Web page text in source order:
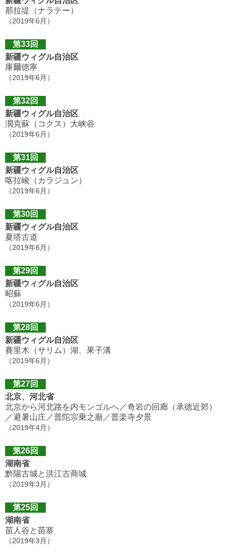
那拉堤（ナラテー）
（2019年6月）
第33回
新疆ウィグル自治区
庫爾徳寧
（2019年6月）
第32回
新疆ウィグル自治区
濶克蘇（コクス）大峡谷
（2019年6月）
第31回
新疆ウィグル自治区
喀拉峻（カラジュン）
（2019年6月）
第30回
新疆ウィグル自治区
夏塔古道
（2019年6月）
第29回
新疆ウィグル自治区
昭蘇
（2019年6月）
第28回
新疆ウィグル自治区
賽里木（サリム）湖、果子溝
（2019年6月）
第27回
北京、河北省
北京から河北路を内モンゴルへ／奇岩の回廊（承徳近郊）
／避暑山庄／普陀宗乗之廟／普楽寺夕景
（2019年4月）
第26回
湖南省
黔陽古城と洪江古商城
（2019年3月）
第25回
湖南省
苗人谷と苗寨
（2019年3月）